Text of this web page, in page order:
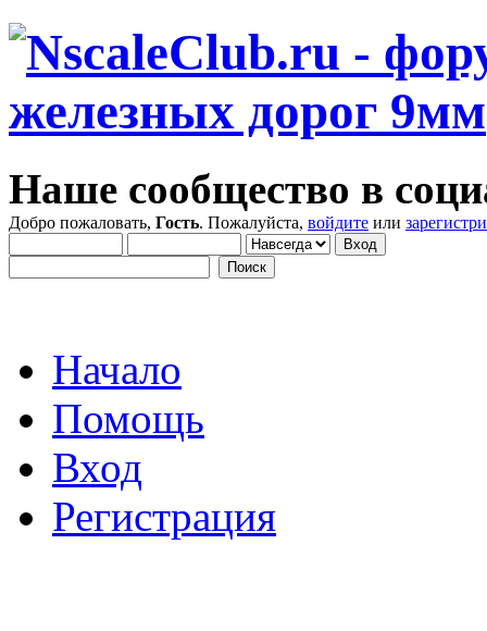
Наше сообщество в
Добро пожаловать, Гость. Пожалуйста, войдите или
Начало
Помощь
Вход
Регистрация